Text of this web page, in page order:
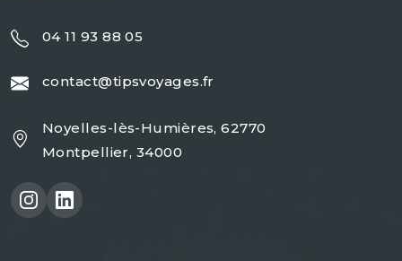
04 11 93 88 05
contact@tipsvoyages.fr
Noyelles-lès-Humières, 62770
Montpellier, 34000